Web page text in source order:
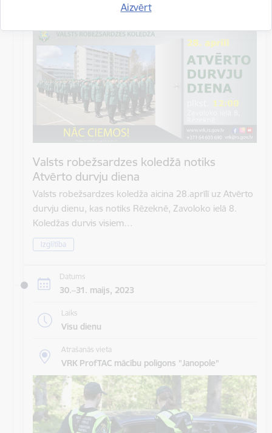
Aizvērt
Valsts robežsardzes koledžā notiks
Atvērto durvju diena
Valsts robežsardzes koledža aicina 28.aprīlī uz Atvērto
durvju dienu, kas notiks Rēzeknē, Zavoloko ielā 8.
Koledžas durvis visiem…
Izglītība
Datums
30.–31. maijs, 2023
Laiks
Visu dienu
Atrašanās vieta
VRK ProfTAC mācību poligons "Janopole"